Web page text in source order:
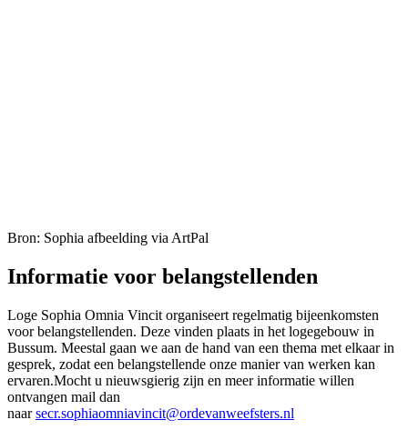
Bron: Sophia afbeelding via ArtPal
Informatie voor belangstellenden
Loge Sophia Omnia Vincit organiseert regelmatig bijeenkomsten
voor belangstellenden. Deze vinden plaats in het logegebouw in
Bussum. Meestal gaan we aan de hand van een thema met elkaar in
gesprek, zodat een belangstellende onze manier van werken kan
ervaren.Mocht u nieuwsgierig zijn en meer informatie willen
ontvangen mail dan
naarsecr.sophiaomniavincit@ordevanweefsters.nl